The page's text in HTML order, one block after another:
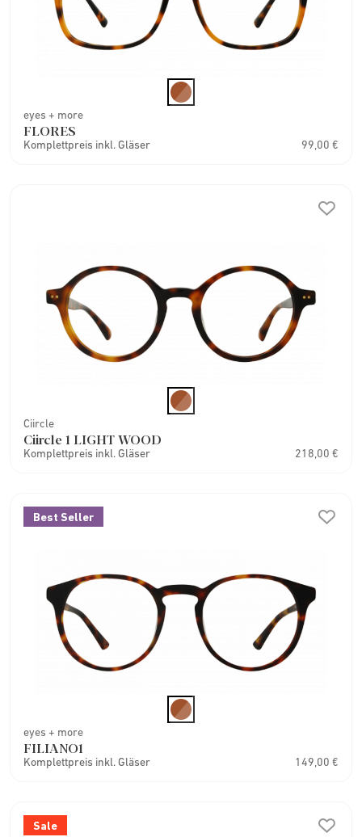
eyes + more
FLORES
Komplettpreis inkl. Gläser 99,00 €
Ciircle
Ciircle 1 LIGHT WOOD
Komplettpreis inkl. Gläser 218,00 €
Best Seller
eyes + more
FILIANO1
Komplettpreis inkl. Gläser 149,00 €
Sale